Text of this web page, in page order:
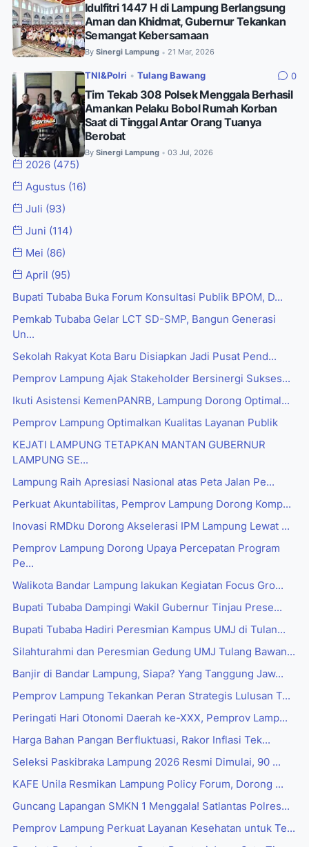
Idulfitri 1447 H di Lampung Berlangsung
Aman dan Khidmat, Gubernur Tekankan
Semangat Kebersamaan
By Sinergi Lampung • 21 Mar, 2026
TNI&Polri • Tulang Bawang 0
Tim Tekab 308 Polsek Menggala Berhasil
Amankan Pelaku Bobol Rumah Korban
Saat di Tinggal Antar Orang Tuanya
Berobat
By Sinergi Lampung • 03 Jul, 2026
2026 (475)
Agustus (16)
Juli (93)
Juni (114)
Mei (86)
April (95)
Bupati Tubaba Buka Forum Konsultasi Publik BPOM, D...
Pemkab Tubaba Gelar LCT SD-SMP, Bangun Generasi
Un...
Sekolah Rakyat Kota Baru Disiapkan Jadi Pusat Pend...
Pemprov Lampung Ajak Stakeholder Bersinergi Sukses...
Ikuti Asistensi KemenPANRB, Lampung Dorong Optimal...
Pemprov Lampung Optimalkan Kualitas Layanan Publik
KEJATI LAMPUNG TETAPKAN MANTAN GUBERNUR
LAMPUNG SE...
Lampung Raih Apresiasi Nasional atas Peta Jalan Pe...
Perkuat Akuntabilitas, Pemprov Lampung Dorong Komp...
Inovasi RMDku Dorong Akselerasi IPM Lampung Lewat ...
Pemprov Lampung Dorong Upaya Percepatan Program
Pe...
Walikota Bandar Lampung lakukan Kegiatan Focus Gro...
Bupati Tubaba Dampingi Wakil Gubernur Tinjau Prese...
Bupati Tubaba Hadiri Peresmian Kampus UMJ di Tulan...
Silahturahmi dan Peresmian Gedung UMJ Tulang Bawan...
Banjir di Bandar Lampung, Siapa? Yang Tanggung Jaw...
Pemprov Lampung Tekankan Peran Strategis Lulusan T...
Peringati Hari Otonomi Daerah ke-XXX, Pemprov Lamp...
Harga Bahan Pangan Berfluktuasi, Rakor Inflasi Tek...
Seleksi Paskibraka Lampung 2026 Resmi Dimulai, 90 ...
‎KAFE Unila Resmikan Lampung Policy Forum, Dorong ...
Guncang Lapangan SMKN 1 Menggala! Satlantas Polres...
Pemprov Lampung Perkuat Layanan Kesehatan untuk Te...